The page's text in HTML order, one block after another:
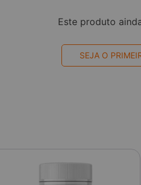
Este produto
SEJA O